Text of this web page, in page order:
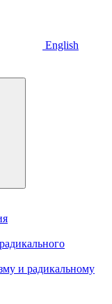
English
и радикальному